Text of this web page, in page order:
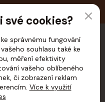
CZK
své cookies?
správnému fungování
souhlasu také ke
měření efektivity
vašeho oblíbeného
či zobrazení reklam
Více k využití